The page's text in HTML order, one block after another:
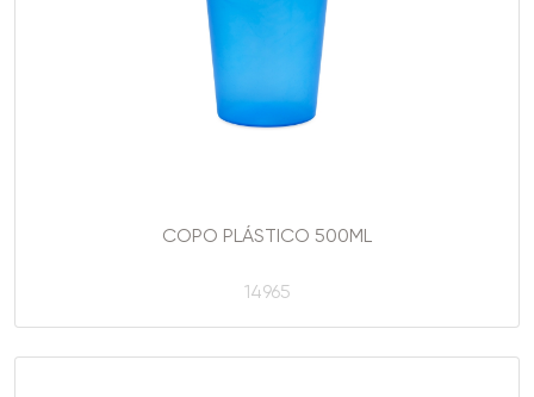
COPO PLÁSTICO 500ML
14965